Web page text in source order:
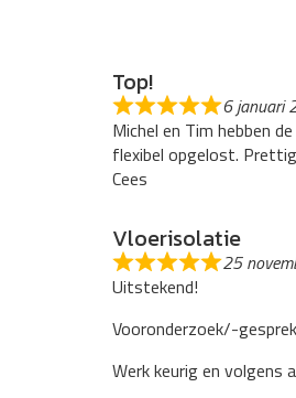
Top!
6 januari
Michel en Tim hebben
flexibel opgelost.
Cees
Vloerisolatie
25
Uitstekend!
Vooronderzoek/-
Werk keurig en volgens